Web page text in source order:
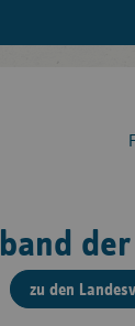
zu den